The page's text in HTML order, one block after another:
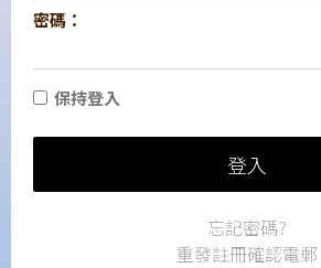
密碼：
保持登入
登入
忘記密碼?
重發註冊確認電郵